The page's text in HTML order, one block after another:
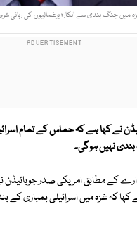
میں جنگ بندی سے انکار؛ یرغمالیوں کی رہائی
نے کہا ہے کہ حماس کے تمام
نہیں ہوگی۔
کے مطابق امریکی صدر
کہا کہ غزہ میں اسرائیلی بمباری کے